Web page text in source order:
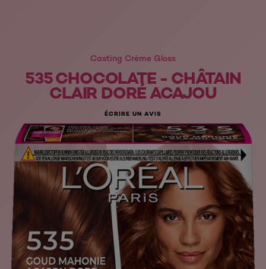
Casting Crème Gloss
535 CHOCOLATE - CHÂTAIN
CLAIR DORÉ ACAJOU
ÉCRIRE UN AVIS